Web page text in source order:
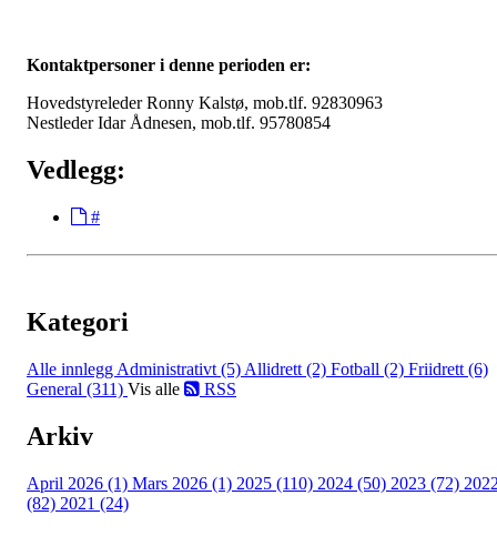
Kontaktpersoner i denne perioden er:
Hovedstyreleder Ronny Kalstø, mob.tlf. 92830963
Nestleder Idar Ådnesen, mob.tlf. 95780854
Vedlegg:
#
Kategori
Alle innlegg Administrativt (5) Allidrett (2) Fotball (2) Friidrett (6)
General (311) Vis alle RSS
Arkiv
April 2026 (1) Mars 2026 (1) 2025 (110) 2024 (50) 2023 (72)
(82) 2021 (24)